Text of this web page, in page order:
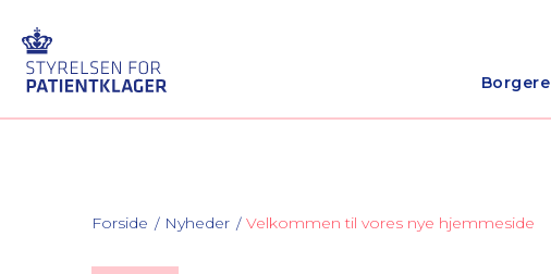
Borgere
Forside Nyheder Velkommen til vores nye hjemmeside